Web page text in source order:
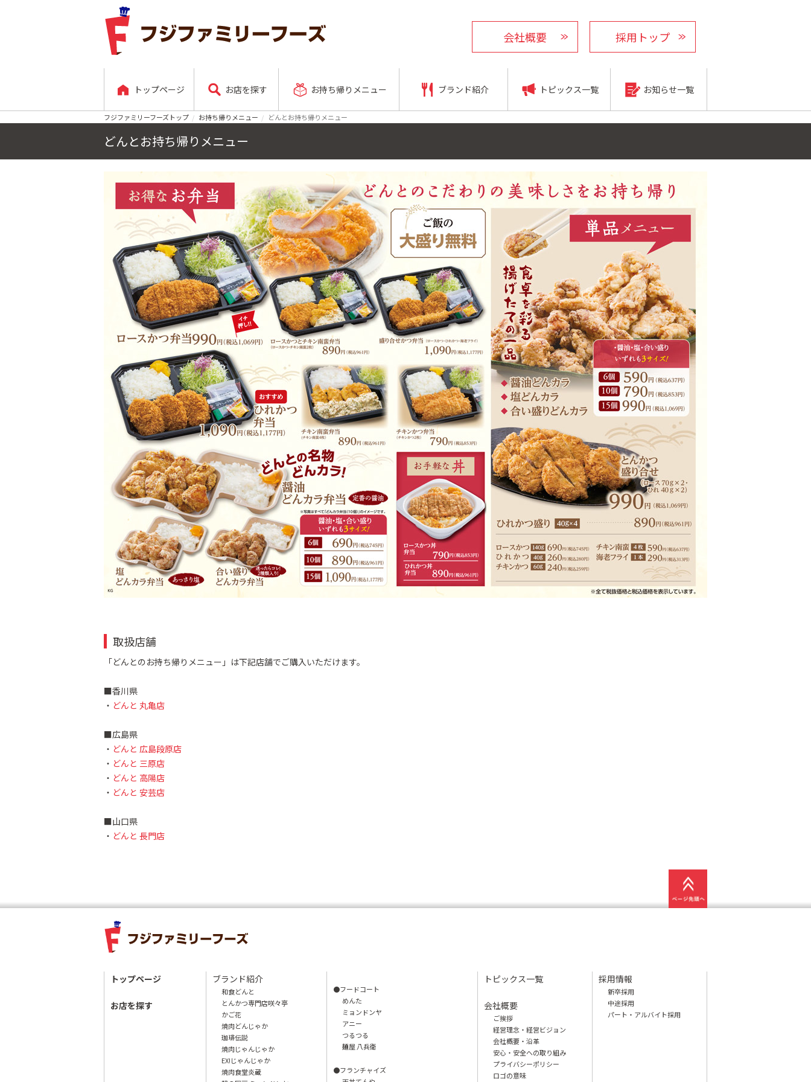
会社概要 採用トップ
トップページ お店を探す お持ち帰りメニュー ブランド紹介 トピックス一覧 お知らせ一覧
フジファミリーフーズトップ お持ち帰りメニュー どんとお持ち帰りメニュー
どんとお持ち帰りメニュー
取扱店舗
「どんとのお持ち帰りメニュー」は下記店舗でご購入いただけます。
■香川県
・ どんと 丸亀店
■広島県
・ どんと 広島段原店
・ どんと 三原店
・ どんと 高陽店
・ どんと 安芸店
■山口県
・ どんと 長門店
トップページ
お店を探す
ブランド紹介
和食どんと
とんかつ専門店咲々亭
かご花
焼肉どんじゃか
珈琲伝説
焼肉じゃんじゃか
EX!じゃんじゃか
焼肉食堂炎蔵
●フードコート
めんた
ミョンドンヤ
アニー
つるつる
麺屋 八兵衛
●フランチャイズ
トピックス一覧
会社概要
ご挨拶
経営理念・経営ビジョン
会社概要・沿革
安心・安全への取り組み
プライバシーポリシー
ロゴの意味
採用情報
新卒採用
中途採用
パート・アルバイト採用